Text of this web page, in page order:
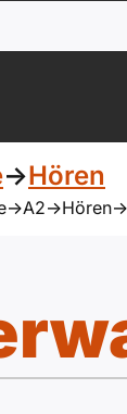
->Hören
->A2->Hören->